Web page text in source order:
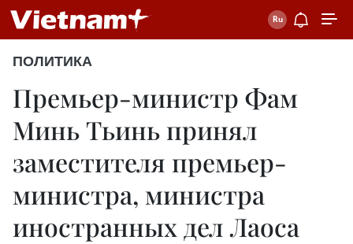
ПОЛИТИКА
Премьер-министр Фам
Минь Тьинь принял
заместителя премьер-
министра, министра
иностранных дел Лаоса